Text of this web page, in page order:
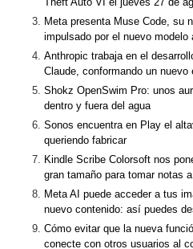
Meta presenta Muse Code, su
impulsado por el nuevo
Anthropic trabaja en el
Claude, conformando un nuevo
Shokz OpenSwim Pro: unos
dentro y fuera del agua
Sonos encuentra en Play el
queriendo fabricar
Kindle Scribe Colorsoft nos
gran tamaño para tomar notas
Meta AI puede acceder a tus
nuevo contenido: así puedes
Cómo evitar que la nueva
conecte con otros usuarios al